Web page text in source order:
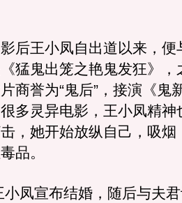
王小凤自出道以来，便
猛鬼出笼之艳鬼发狂》，
商誉为“鬼后”，接演《鬼
多灵异电影，王小凤精神
，她开始放纵自己，吸烟
品。
宣布结婚，随后与夫君